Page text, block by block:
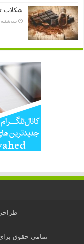
شکلات
سه‌شنبه 17 اکتبر 2017
تمامی حقوق